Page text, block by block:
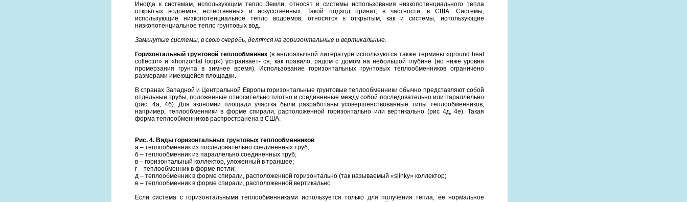
Иногда к системам, использующим тепло Земли, относят и системы использования низкопотенциального тепла
открытых водоемов, естественных и искусственных. Такой подход принят, в частности, в США. Системы,
использующие низкопотенциальное тепло водоемов, относятся к открытым, как и системы, использующие
низкопотенциальное тепло грунтовых вод.
Замкнутые системы, в свою очередь, делятся на горизонтальные и вертикальные.
Горизонтальный грунтовой теплообменник (в англоязычной литературе используются также термины «ground heat
collector» и «horizontal loop») устраивает- ся, как правило, рядом с домом на небольшой глубине (но ниже уровня
промерзания грунта в зимнее время). Использование горизонтальных грунтовых теплообменников ограничено
размерами имеющейся площадки.
В странах Западной и Центральной Европы горизонтальные грунтовые теплообменники обычно представляют собой
отдельные трубы, положенные относительно плотно и соединенные между собой последовательно или параллельно
(рис. 4а, 4б). Для экономии площади участка были разработаны усовершенствованные типы теплообменников,
например, теплообменники в форме спирали, расположенной горизонтально или вертикально (рис 4д, 4е). Такая
форма теплообменников распространена в США.
Рис. 4. Виды горизонтальных грунтовых теплообменников
а – теплообменник из последовательно соединенных труб;
б – теплообменник из параллельно соединенных труб;
в – горизонтальный коллектор, уложенный в траншее;
г – теплообменник в форме петли;
д – теплообменник в форме спирали, расположенной горизонтально (так называемый «slinky» коллектор;
е – теплообменник в форме спирали, расположенной вертикально
Если система с горизонтальными теплообменниками используется только для получения тепла, ее нормальное